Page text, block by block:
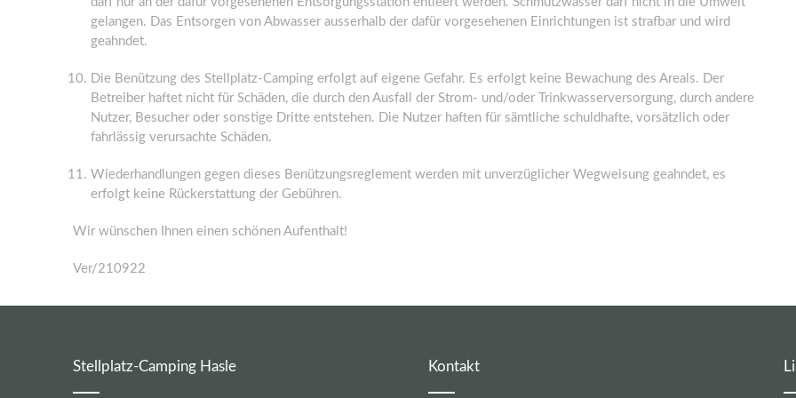
gelangen. Das Entsorgen von Abwasser ausserhalb der dafür vorgesehenen Einrichtungen ist strafbar und wird
geahndet.
Die Benützung des Stellplatz-Camping erfolgt auf eigene Gefahr. Es erfolgt keine Bewachung des Areals. Der
Betreiber haftet nicht für Schäden, die durch den Ausfall der Strom- und/oder Trinkwasserversorgung, durch andere
Nutzer, Besucher oder sonstige Dritte entstehen. Die Nutzer haften für sämtliche schuldhafte, vorsätzlich oder
fahrlässig verursachte Schäden.
Wiederhandlungen gegen dieses Benützungsreglement werden mit unverzüglicher Wegweisung geahndet, es
erfolgt keine Rückerstattung der Gebühren.
Wir wünschen Ihnen einen schönen Aufenthalt!
Ver/210922
Stellplatz-Camping Hasle Kontakt